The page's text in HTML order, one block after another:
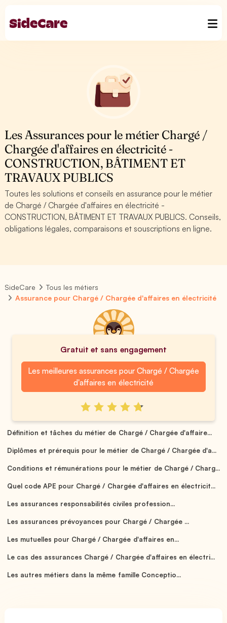
Les Assurances pour le métier Chargé /
Chargée d'affaires en électricité -
CONSTRUCTION, BÂTIMENT ET
TRAVAUX PUBLICS
Toutes les solutions et conseils en assurance pour le métier
de Chargé / Chargée d'affaires en électricité -
CONSTRUCTION, BÂTIMENT ET TRAVAUX PUBLICS. Conseils,
obligations légales, comparaisons et souscriptions en ligne.
SideCare
Tous les métiers
Assurance pour Chargé / Chargée d'affaires en électricité
Gratuit et sans engagement
Les meilleures assurances pour Chargé / Chargée
d'affaires en électricité
Définition et tâches du métier de Chargé / Chargée d'affaire...
Diplômes et prérequis pour le métier de Chargé / Chargée d'a...
Conditions et rémunérations pour le métier de Chargé / Charg...
Quel code APE pour Chargé / Chargée d'affaires en électricit...
Les assurances responsabilités civiles profession...
Les assurances prévoyances pour Chargé / Chargée ...
Les mutuelles pour Chargé / Chargée d'affaires en...
Le cas des assurances Chargé / Chargée d'affaires en électri...
Les autres métiers dans la même famille Conceptio...